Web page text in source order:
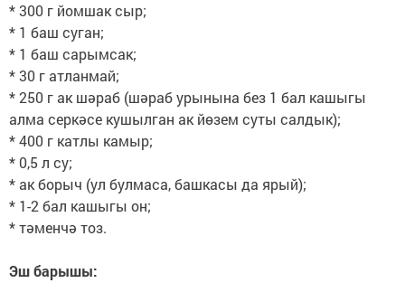
* 300 г йомшак сыр;
* 1 баш суган;
* 1 баш сарымсак;
* 30 г атланмай;
* 250 г ак шәраб (шәраб урынына без 1 бал кашыгы
алма серкәсе кушылган ак йөзем суты салдык);
* 400 г катлы камыр;
* 0,5 л су;
* ак борыч (ул булмаса, башкасы да ярый);
* 1-2 бал кашыгы он;
* тәменчә тоз.
Эш барышы: